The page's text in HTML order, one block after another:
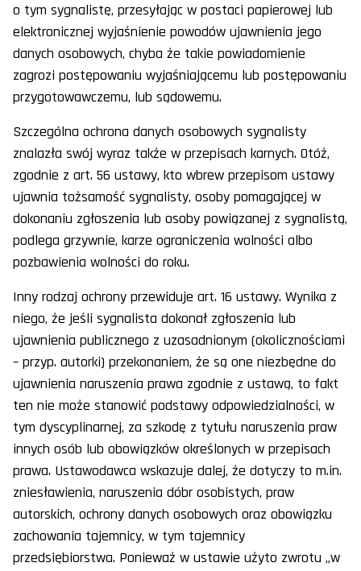
o tym sygnalistę, przesyłając w postaci papierowej lub
elektronicznej wyjaśnienie powodów ujawnienia jego
danych osobowych, chyba że takie powiadomienie
zagrozi postępowaniu wyjaśniającemu lub postępowaniu
przygotowawczemu, lub sądowemu.
Szczególna ochrona danych osobowych sygnalisty
znalazła swój wyraz także w przepisach karnych. Otóż,
zgodnie z art. 56 ustawy, kto wbrew przepisom ustawy
ujawnia tożsamość sygnalisty, osoby pomagającej w
dokonaniu zgłoszenia lub osoby powiązanej z sygnalistą,
podlega grzywnie, karze ograniczenia wolności albo
pozbawienia wolności do roku.
Inny rodzaj ochrony przewiduje art. 16 ustawy. Wynika z
niego, że jeśli sygnalista dokonał zgłoszenia lub
ujawnienia publicznego z uzasadnionym (okolicznościami
– przyp. autorki) przekonaniem, że są one niezbędne do
ujawnienia naruszenia prawa zgodnie z ustawą, to fakt
ten nie może stanowić podstawy odpowiedzialności, w
tym dyscyplinarnej, za szkodę z tytułu naruszenia praw
innych osób lub obowiązków określonych w przepisach
prawa. Ustawodawca wskazuje dalej, że dotyczy to m.in.
zniesławienia, naruszenia dóbr osobistych, praw
autorskich, ochrony danych osobowych oraz obowiązku
zachowania tajemnicy, w tym tajemnicy
przedsiębiorstwa. Ponieważ w ustawie użyto zwrotu „w